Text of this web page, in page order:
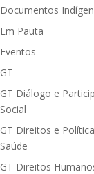
Documentos
Em Pauta
Eventos
GT
GT Diálogo e
Social
GT Direitos e
Saúde
GT Direitos